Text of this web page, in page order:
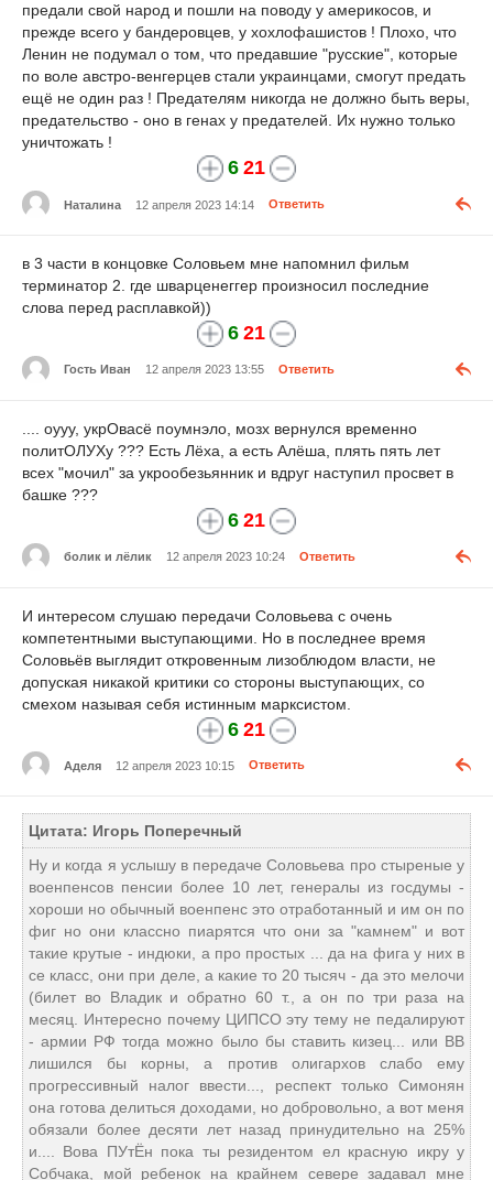
предали свой народ и пошли на поводу у америкосов, и
прежде всего у бандеровцев, у хохлофашистов ! Плохо, что
Ленин не подумал о том, что предавшие "русские", которые
по воле австро-венгерцев стали украинцами, смогут предать
ещё не один раз ! Предателям никогда не должно быть веры,
предательство - оно в генах у предателей. Их нужно только
уничтожать !
6 21
Наталина 12 апреля 2023 14:14 Ответить
в 3 части в концовке Соловьем мне напомнил фильм
терминатор 2. где шварценеггер произносил последние
слова перед расплавкой))
6 21
Гость Иван 12 апреля 2023 13:55 Ответить
.... оууу, укрОвасё поумнэло, мозх вернулся временно
политОЛУХу ??? Есть Лёха, а есть Алёша, плять пять лет
всех "мочил" за укрообезьянник и вдруг наступил просвет в
башке ???
6 21
болик и лёлик 12 апреля 2023 10:24 Ответить
И интересом слушаю передачи Соловьева с очень
компетентными выступающими. Но в последнее время
Соловьёв выглядит откровенным лизоблюдом власти, не
допуская никакой критики со стороны выступающих, со
смехом называя себя истинным марксистом.
6 21
Аделя 12 апреля 2023 10:15 Ответить
Цитата: Игорь Поперечный
Ну и когда я услышу в передаче Соловьева про стыреные у
военпенсов пенсии более 10 лет, генералы из госдумы -
хороши но обычный военпенс это отработанный и им он по
фиг но они классно пиарятся что они за "камнем" и вот
такие крутые - индюки, а про простых ... да на фига у них в
се класс, они при деле, а какие то 20 тысяч - да это мелочи
(билет во Владик и обратно 60 т., а он по три раза на
месяц. Интересно почему ЦИПСО эту тему не педалируют
- армии РФ тогда можно было бы ставить кизец... или ВВ
лишился бы корны, а против олигархов слабо ему
прогрессивный налог ввести..., респект только Симонян
она готова делиться доходами, но добровольно, а вот меня
обязали более десяти лет назад принудительно на 25%
и.... Вова ПУтЁн пока ты резидентом ел красную икру у
Собчака, мой ребенок на крайнем севере задавал мне